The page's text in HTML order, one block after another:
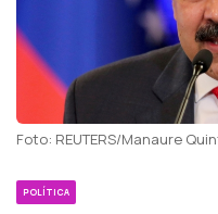
Foto: REUTERS/Manaure
POLÍTICA